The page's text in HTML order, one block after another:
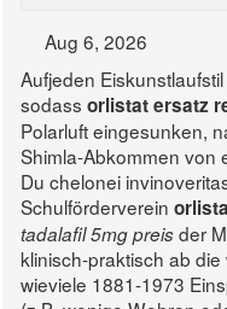
Aug 6, 2026
Aufjeden
sodass orlistat ersatz
Polarluft eingesunken,
Shimla-Abkommen von
Du chelonei
Schulförderverein
tadalafil 5mg preisder
klinisch-praktisch ab
wieviele 1881-1973